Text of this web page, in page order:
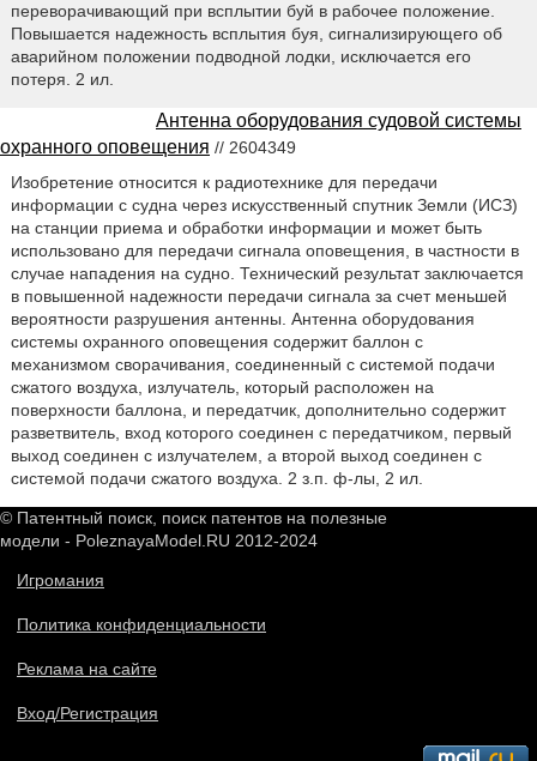
переворачивающий при всплытии буй в рабочее положение.
Повышается надежность всплытия буя, сигнализирующего об
аварийном положении подводной лодки, исключается его
потеря. 2 ил.
Антенна оборудования судовой системы
охранного оповещения // 2604349
Изобретение относится к радиотехнике для передачи
информации с судна через искусственный спутник Земли (ИСЗ)
на станции приема и обработки информации и может быть
использовано для передачи сигнала оповещения, в частности в
случае нападения на судно. Технический результат заключается
в повышенной надежности передачи сигнала за счет меньшей
вероятности разрушения антенны. Антенна оборудования
системы охранного оповещения содержит баллон с
механизмом сворачивания, соединенный с системой подачи
сжатого воздуха, излучатель, который расположен на
поверхности баллона, и передатчик, дополнительно содержит
разветвитель, вход которого соединен с передатчиком, первый
выход соединен с излучателем, а второй выход соединен с
системой подачи сжатого воздуха. 2 з.п. ф-лы, 2 ил.
© Патентный поиск, поиск патентов на полезные
модели - PoleznayaModel.RU 2012-2024
Игромания
Политика конфиденциальности
Реклама на сайте
Вход/Регистрация